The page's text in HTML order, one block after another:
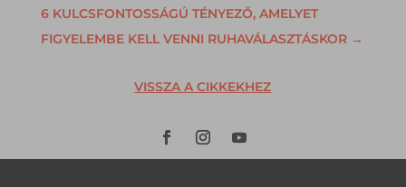
6 KULCSFONTOSSÁGÚ TÉNYEZŐ, AMELYET
FIGYELEMBE KELL VENNI RUHAVÁLASZTÁSKOR→
VISSZA A CIKKEKHEZ